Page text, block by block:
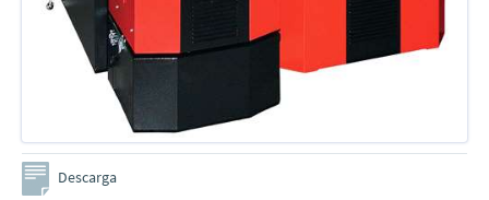
Descarga